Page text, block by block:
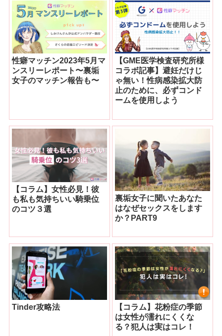
性癖マッチン2023年5月マ
ンスリーレポート〜裏垢
女子のマッチン報告も〜
【GME医学検査研究所様
コラボ記事】避妊だけじ
ゃ無い！性病感染拡大防
止のために、必ずコンド
ームを使用しよう
【コラム】女性必見！彼
も私も気持ちいい騎乗位
のコツ３選
裏垢女子に聞いたあなた
はなぜセックスをします
か？PART9
Tinder攻略法
【コラム】花粉症の季節
は女性が濡れにくくな
る？犯人は実はコレ！